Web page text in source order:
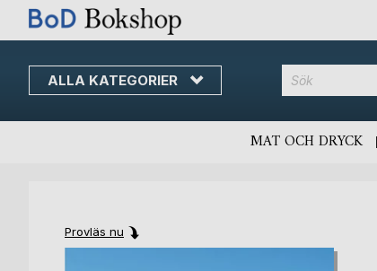
ALLA KATEGORIER
MAT OCH DRYCK
Provläs nu